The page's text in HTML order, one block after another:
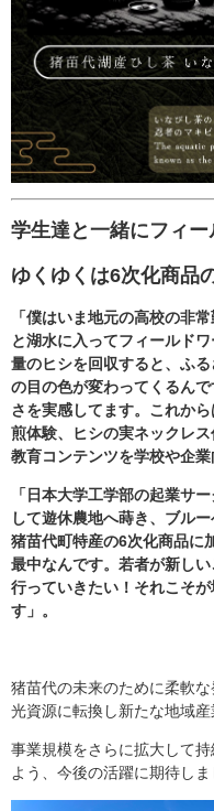
学生達と一緒にフィー
ゆくゆくは6次化商品
「僕はいま地元の高校の非
と湖水に入ってフィールド
量のヒシを回収すると、ふ
の目の色が変わってくるん
さを実感してます。これか
煎体験、ヒシの実ネックレ
教育コンテンツを学校や企業
「日本大学工学部の起業サ
して遊休農地へ蒔き、ブル
猪苗代町特産の6次化商品に
最中なんです。 若者が新し
行っていきたい！それこそ
す」。
猪苗代の未来のために柔軟
光資源に転換し新たな地域
事業規模をさらに拡大して
よう、今後の活躍に期待しま